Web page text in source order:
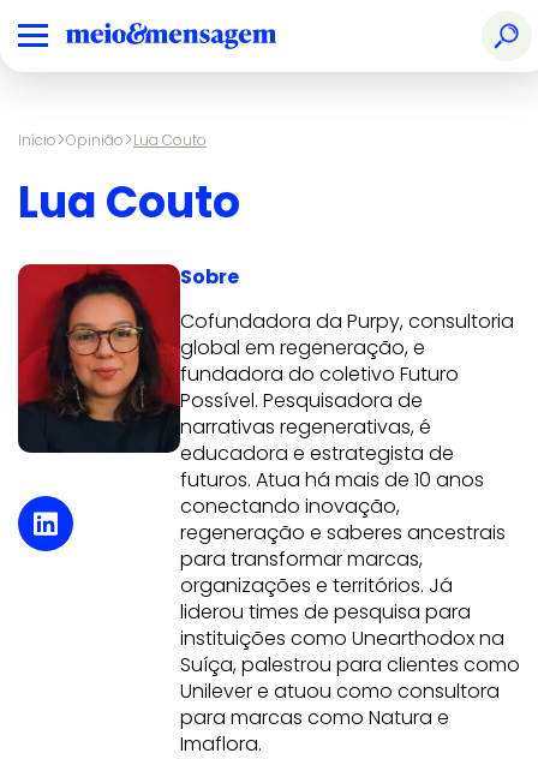
Início>Opinião>Lua Couto
Lua Couto
Sobre
Cofundadora da Purpy, consultoria
global em regeneração, e
fundadora do coletivo Futuro
Possível. Pesquisadora de
narrativas regenerativas, é
educadora e estrategista de
futuros. Atua há mais de 10 anos
conectando inovação,
regeneração e saberes ancestrais
para transformar marcas,
organizações e territórios. Já
liderou times de pesquisa para
instituições como Unearthodox na
Suíça, palestrou para clientes como
Unilever e atuou como consultora
para marcas como Natura e
Imaflora.